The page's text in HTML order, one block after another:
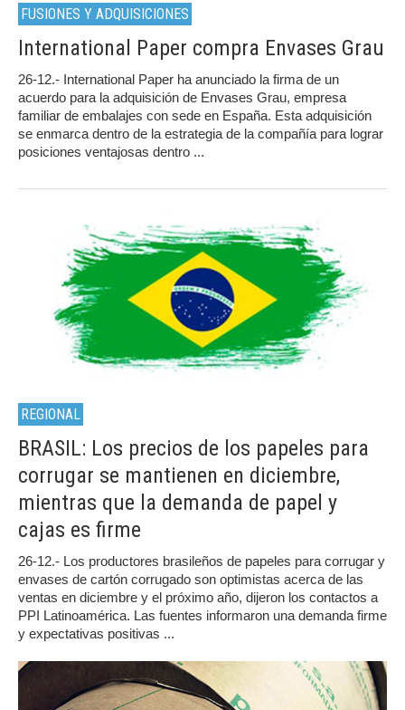
FUSIONES Y ADQUISICIONES
International Paper compra Envases Grau
26-12.- International Paper ha anunciado la firma de un
acuerdo para la adquisición de Envases Grau, empresa
familiar de embalajes con sede en España. Esta adquisición
se enmarca dentro de la estrategia de la compañía para lograr
posiciones ventajosas dentro ...
REGIONAL
BRASIL: Los precios de los papeles para
corrugar se mantienen en diciembre,
mientras que la demanda de papel y
cajas es firme
26-12.- Los productores brasileños de papeles para corrugar y
envases de cartón corrugado son optimistas acerca de las
ventas en diciembre y el próximo año, dijeron los contactos a
PPI Latinoamérica. Las fuentes informaron una demanda firme
y expectativas positivas ...